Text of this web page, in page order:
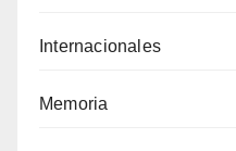
Internacionales
Memoria